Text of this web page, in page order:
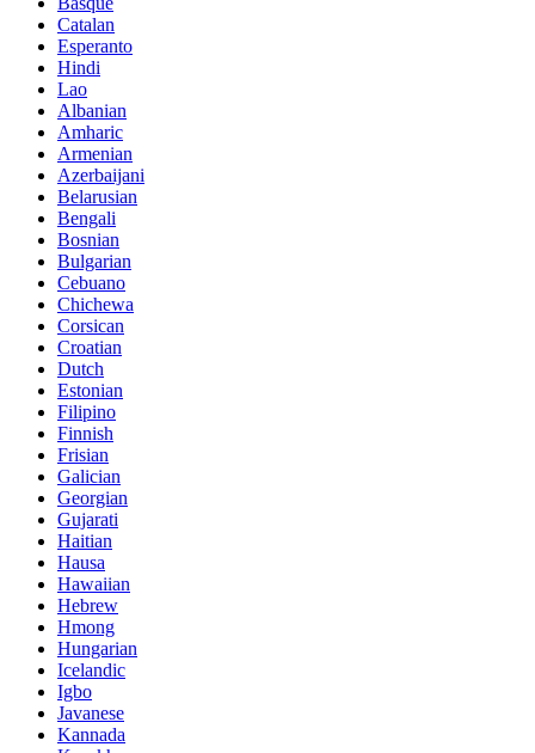
Catalan
Esperanto
Hindi
Lao
Albanian
Amharic
Armenian
Azerbaijani
Belarusian
Bengali
Bosnian
Bulgarian
Cebuano
Chichewa
Corsican
Croatian
Dutch
Estonian
Filipino
Finnish
Frisian
Galician
Georgian
Gujarati
Haitian
Hausa
Hawaiian
Hebrew
Hmong
Hungarian
Icelandic
Igbo
Javanese
Kannada